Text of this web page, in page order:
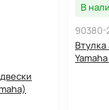
В
90380-